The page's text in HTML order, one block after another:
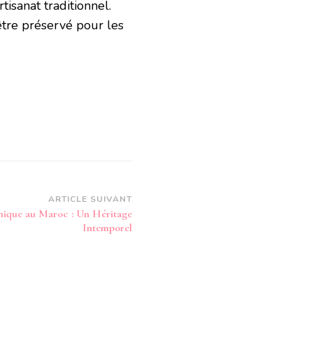
traditionnel.
préservé pour les
ARTICLE SUIVANT
au Maroc : Un Héritage
Intemporel